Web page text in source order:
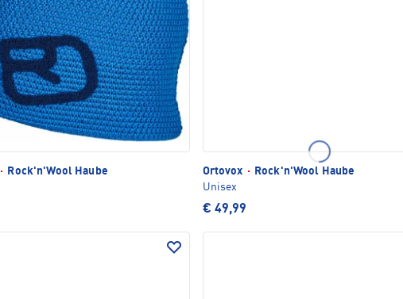
·
Rock'n'Wool Haube
Ortovox ·
Rock'n'Wool Haube
Unisex
€ 49,99